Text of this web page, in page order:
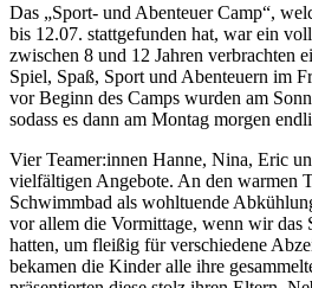
Das „Sport- und Abenteuer Camp“,
bis 12.07. stattgefunden hat, war ein
zwischen 8 und 12 Jahren verbrachten
Spiel, Spaß, Sport und Abenteuern im
vor Beginn des Camps wurden am
sodass es dann am Montag morgen
Vier Teamer:innen Hanne, Nina, Eric
vielfältigen Angebote. An den warmen
Schwimmbad als wohltuende
vor allem die Vormittage, wenn wir das
hatten, um fleißig für verschiedene
bekamen die Kinder alle ihre